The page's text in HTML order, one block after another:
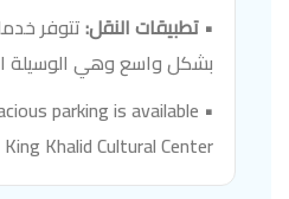
• تطبيقات النقل:تتوفر
بشكل واسع وهي الوسيلة
• Parking:
parking is available
Khalid Cultural Center.